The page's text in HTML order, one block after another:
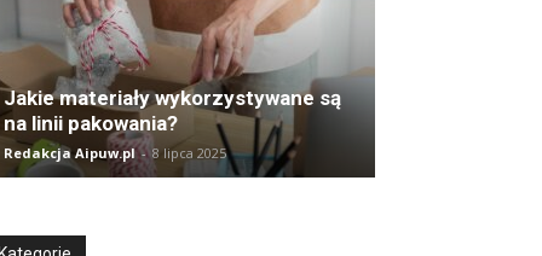
Jakie materiały wykorzystywane są
na linii pakowania?
Redakcja Aipuw.pl - 8 lipca 2025